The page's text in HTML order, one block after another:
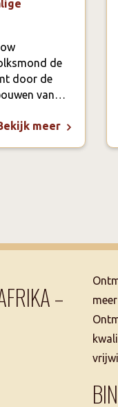
de
door de
van…
meer
–